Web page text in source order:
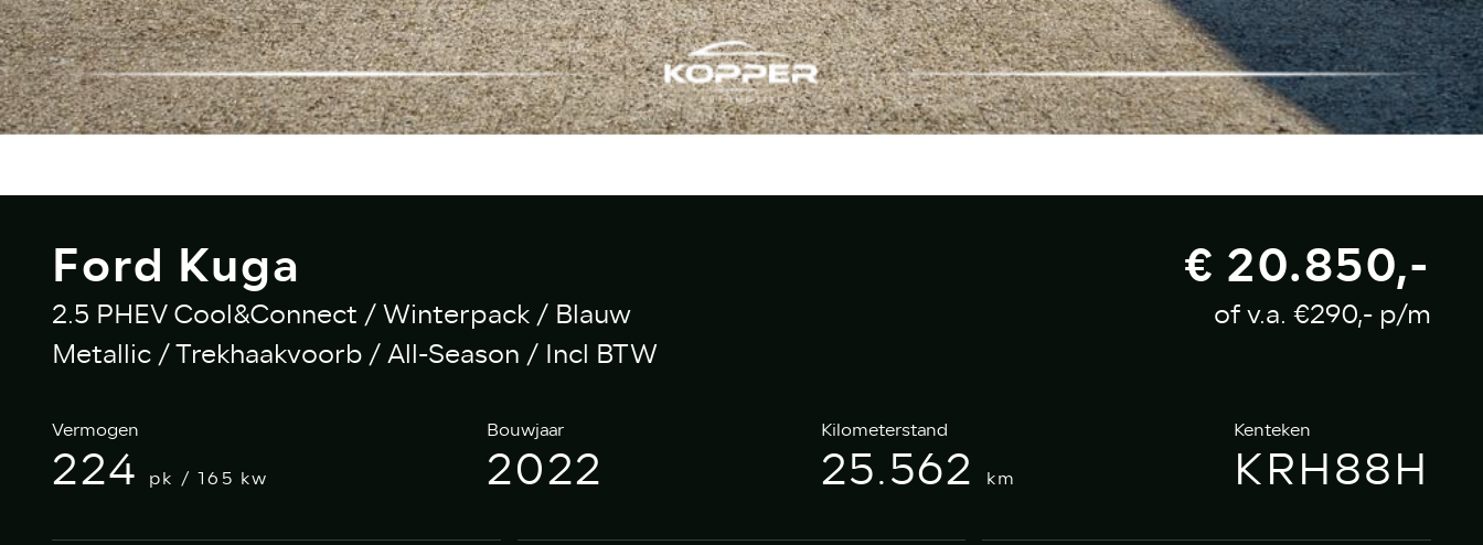
Ford Kuga
2.5 PHEV Cool&Connect / Winterpack / Blauw
Metallic / Trekhaakvoorb / All-Season / Incl BTW
€ 20.850,-
of v.a. €290,- p/m
Vermogen
224 pk / 165 kw
Bouwjaar
2022
Kilometerstand
25.562 km
Kenteken
KRH88H